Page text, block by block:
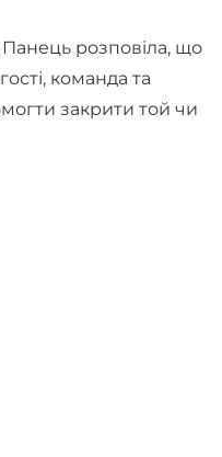
розповіла, що
команда та
закрити той чи